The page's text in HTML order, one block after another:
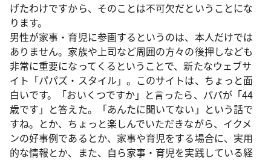
げたわけですから、そのことは不可欠だということにな
ります。
男性が家事・育児に参画するというのは、本人だけでは
ありません。家族や上司など周囲の方々の後押しなども
非常に重要になってくるということで、新たなウェブサ
イト「パパズ・スタイル」。このサイトは、ちょっと面
白いです。「おいくつですか」と言ったら、パパが「44
歳です」と答えた。「あんたに聞いてない」という話で
すね。とか、ちょっと楽しんでいただきながら、イクメ
ンの好事例であるとか、家事や育児をする場合に、実用
的な情報とか、また、自ら家事・育児を実践している経